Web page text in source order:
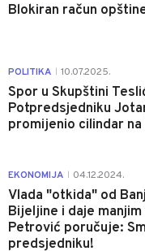
Blokiran račun
POLITIKA 10.07.2025.
Spor u Skupštini
Potpredsjedniku
promijenio cilindar
EKONOMIJA 04.12.2024.
Vlada "otkida" od
Bijeljine i daje
Petrović poručuje:
predsjedniku!